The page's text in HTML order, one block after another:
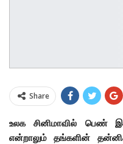
Share
உலக சினிமாவில் பெண்
என்றாலும் தங்களின்